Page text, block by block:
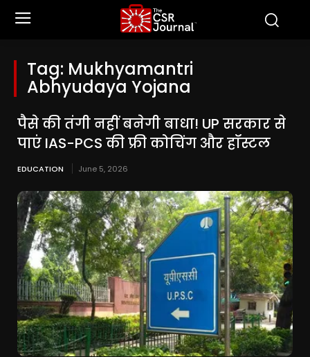
Tag: Mukhyamantri
Abhyudaya Yojana
पैसे की तंगी नहीं बनेगी बाधा! UP सरकार से
पाएं IAS-PCS की फ्री कोचिंग और हॉस्टल
EDUCATION June 5, 2026